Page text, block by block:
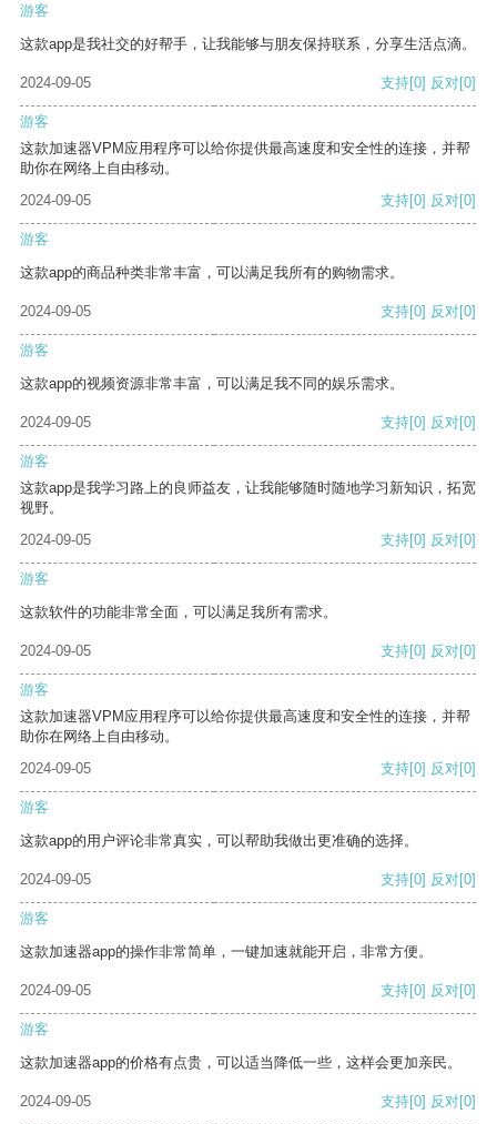
游客
这款app是我社交的好帮手，让我能够与朋友保持联系，分享生活点滴。
2024-09-05 支持[0] 反对[0]
游客
这款加速器VPM应用程序可以给你提供最高速度和安全性的连接，并帮
助你在网络上自由移动。
2024-09-05
支持[0] 反对[0]
游客
这款app的商品种类非常丰富，可以满足我所有的购物需求。
2024-09-05 支持[0] 反对[0]
游客
这款app的视频资源非常丰富，可以满足我不同的娱乐需求。
2024-09-05 支持[0] 反对[0]
游客
这款app是我学习路上的良师益友，让我能够随时随地学习新知识，拓宽
视野。
2024-09-05
支持[0] 反对[0]
游客
这款软件的功能非常全面，可以满足我所有需求。
2024-09-05 支持[0] 反对[0]
游客
这款加速器VPM应用程序可以给你提供最高速度和安全性的连接，并帮
助你在网络上自由移动。
2024-09-05
支持[0] 反对[0]
游客
这款app的用户评论非常真实，可以帮助我做出更准确的选择。
2024-09-05 支持[0] 反对[0]
游客
这款加速器app的操作非常简单，一键加速就能开启，非常方便。
2024-09-05 支持[0] 反对[0]
游客
这款加速器app的价格有点贵，可以适当降低一些，这样会更加亲民。
2024-09-05 支持[0] 反对[0]